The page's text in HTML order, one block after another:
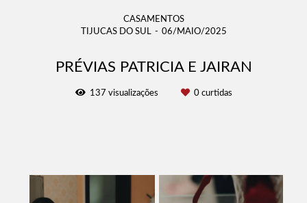
CASAMENTOS
TIJUCAS DO SUL
06/MAIO/2025
PRÉVIAS PATRICIA E JAIRAN
137 visualizações 0curtidas